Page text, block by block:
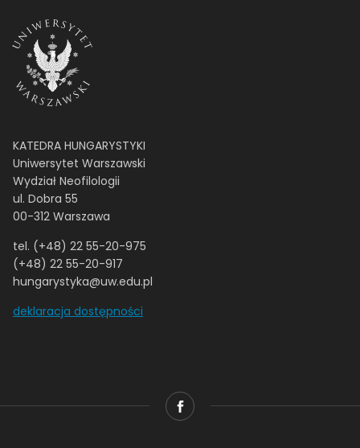
KATEDRA HUNGARYSTYKI
Uniwersytet Warszawski
Wydział Neofilologii
ul. Dobra 55
00-312 Warszawa
tel. (+48) 22 55-20-975
(+48) 22 55-20-917
hungarystyka@uw.edu.pl
deklaracja dostępności